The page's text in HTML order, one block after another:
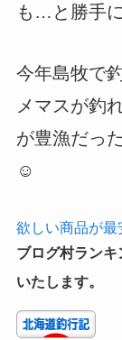
も…と勝手
今年島牧で
メマスが釣
が豊漁だっ
☺️
欲しい商品が
ブログ村ラン
いたします。